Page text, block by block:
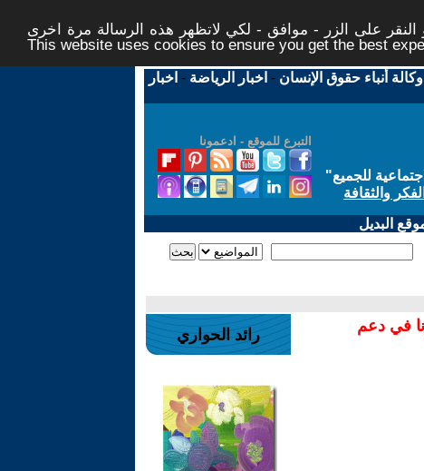
على الزر - موافق - لكي لاتظهر هذه الرسالة مرة اخرى -
This website uses cookies to ensure you get the best
وكالة أنباء حقوق الإنسان - اخبار الرياضة - اخبار
التبرع للموقع - ادعمونا
للجميع"
والثقافة
البديل
في دعم
رائد الحواري